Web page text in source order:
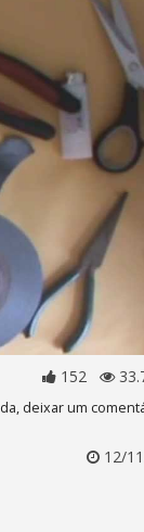
152
deixar um
12/